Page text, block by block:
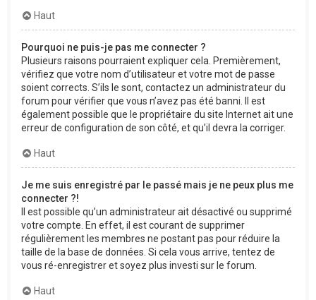
Haut
Pourquoi ne puis-je pas me connecter ?
Plusieurs raisons pourraient expliquer cela. Premièrement,
vérifiez que votre nom d’utilisateur et votre mot de passe
soient corrects. S’ils le sont, contactez un administrateur du
forum pour vérifier que vous n’avez pas été banni. Il est
également possible que le propriétaire du site Internet ait une
erreur de configuration de son côté, et qu’il devra la corriger.
Haut
Je me suis enregistré par le passé mais je ne peux plus me
connecter ?!
Il est possible qu’un administrateur ait désactivé ou supprimé
votre compte. En effet, il est courant de supprimer
régulièrement les membres ne postant pas pour réduire la
taille de la base de données. Si cela vous arrive, tentez de
vous ré-enregistrer et soyez plus investi sur le forum.
Haut